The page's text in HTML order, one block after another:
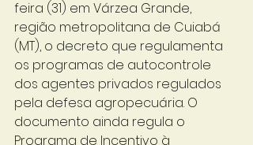
feira (31) em Várzea Grande,
região metropolitana de Cuiabá
(MT), o decreto que regulamenta
os programas de autocontrole
dos agentes privados regulados
pela defesa agropecuária. O
documento ainda regula o
Programa de Incentivo à